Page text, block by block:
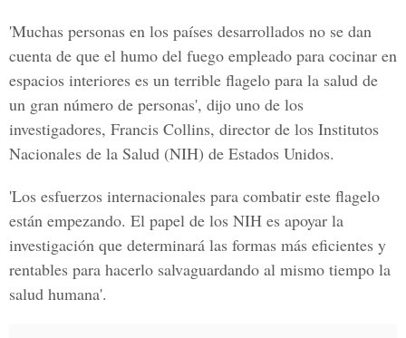
'Muchas personas en los países desarrollados no se dan
cuenta de que el humo del fuego empleado para cocinar en
espacios interiores es un terrible flagelo para la salud de
un gran número de personas', dijo uno de los
investigadores, Francis Collins, director de los Institutos
Nacionales de la Salud (NIH) de Estados Unidos.
'Los esfuerzos internacionales para combatir este flagelo
están empezando. El papel de los NIH es apoyar la
investigación que determinará las formas más eficientes y
rentables para hacerlo salvaguardando al mismo tiempo la
salud humana'.